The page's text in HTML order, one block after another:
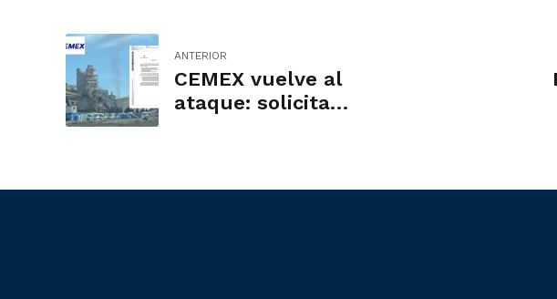
ANTERIOR
CEMEX vuelve al
ataque: solicita
Alicante